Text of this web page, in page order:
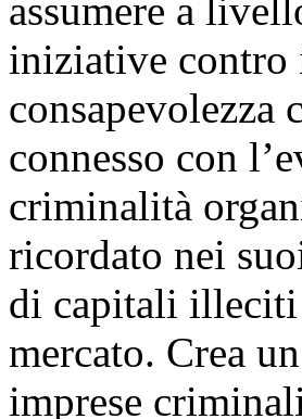
assumere a
iniziative contro
consapevolezza
connesso con
criminalità
ricordato nei
di capitali illeciti
mercato. Crea
imprese